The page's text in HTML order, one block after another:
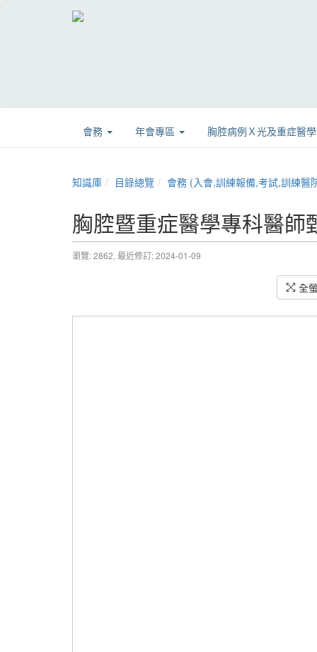
會務 年會專區 胸腔病例Ｘ光及重症醫
知識庫 目錄總覽 會務 (入會,訓練報備,考試,訓練醫院,章程,證書展
胸腔暨重症醫學專科醫
瀏覽: 2862, 最近修訂: 2024-01-09
全